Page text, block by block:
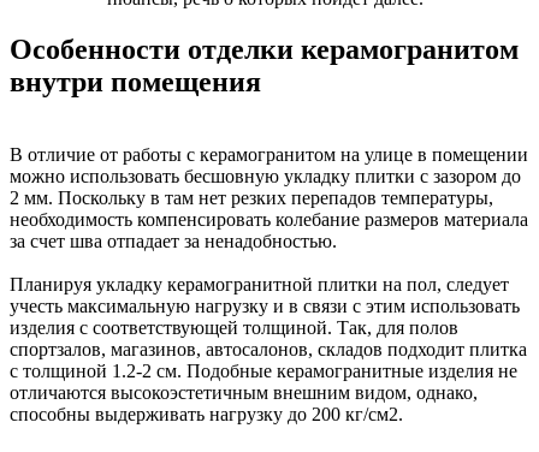
Особенности отделки керамогранитом
внутри помещения
В отличие от работы с керамогранитом на улице в помещении
можно использовать бесшовную укладку плитки с зазором до
2 мм. Поскольку в там нет резких перепадов температуры,
необходимость компенсировать колебание размеров материала
за счет шва отпадает за ненадобностью.
Планируя укладку керамогранитной плитки на пол, следует
учесть максимальную нагрузку и в связи с этим использовать
изделия с соответствующей толщиной. Так, для полов
спортзалов, магазинов, автосалонов, складов подходит плитка
с толщиной 1.2-2 см. Подобные керамогранитные изделия не
отличаются высокоэстетичным внешним видом, однако,
способны выдерживать нагрузку до 200 кг/см2.